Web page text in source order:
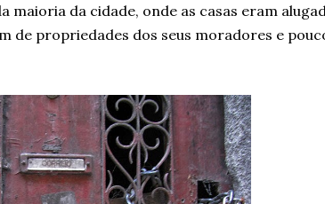
maioria da cidade, onde as casas eram
de propriedades dos seus moradores e